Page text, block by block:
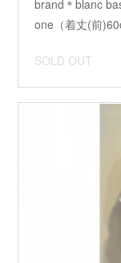
brand＊blanc
one（着丈(前
SOLD OUT